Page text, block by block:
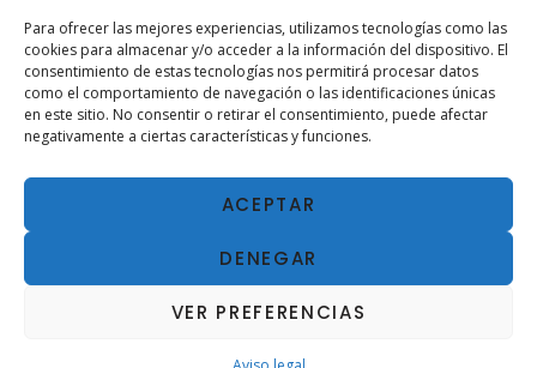
Para ofrecer las mejores experiencias, utilizamos tecnologías como las
cookies para almacenar y/o acceder a la información del dispositivo. El
consentimiento de estas tecnologías nos permitirá procesar datos
como el comportamiento de navegación o las identificaciones únicas
en este sitio. No consentir o retirar el consentimiento, puede afectar
negativamente a ciertas características y funciones.
ACEPTAR
DENEGAR
VER PREFERENCIAS
SÍGUENOS EN RSS:
AVISO LEGAL | ESTANC SAN AGUSTÍN